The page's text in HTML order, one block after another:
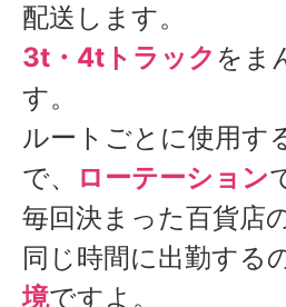
配送します。
3t・4tトラック をま
す。
ルートごとに使用す
で、
ローテーション
毎回決まった百貨店
同じ時間に出勤する
境ですよ。